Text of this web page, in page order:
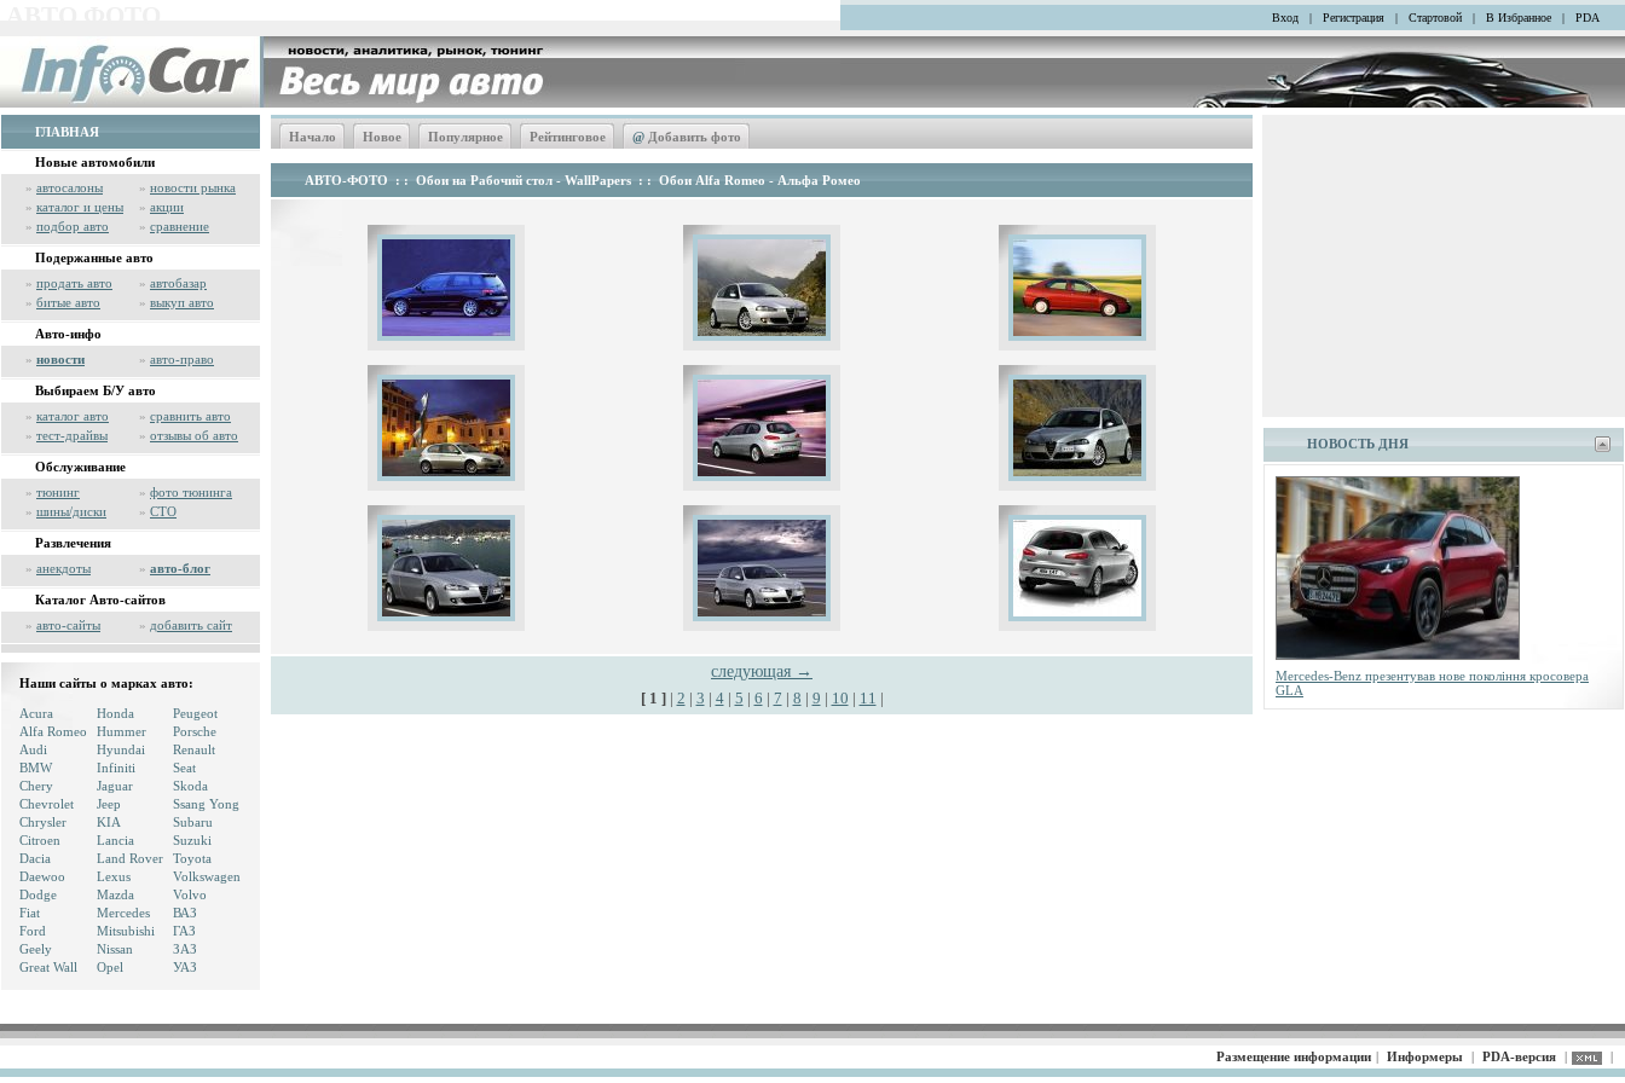
Вход | Регистрация | Стартовой | В Избранное | PDA
ГЛАВНАЯ
Новые автомобили
» автосалоны » новости рынка
» каталог и цены » акции
» подбор авто » сравнение
Подержанные авто
» продать авто » автобазар
» битые авто » выкуп авто
Авто-инфо
» новости » авто-право
Выбираем Б/У авто
» каталог авто » сравнить авто
» тест-драйвы » отзывы об авто
Обслуживание
» тюнинг » фото тюнинга
» шины/диски » СТО
Развлечения
» анекдоты » авто-блог
Каталог Авто-сайтов
» авто-сайты » добавить сайт
Наши сайты о марках авто:
Acura
Alfa Romeo
Audi
BMW
Chery
Chevrolet
Chrysler
Citroen
Dacia
Daewoo
Dodge
Fiat
Ford
Geely
Great Wall
Honda
Hummer
Hyundai
Infiniti
Jaguar
Jeep
KIA
Lancia
Land Rover
Lexus
Mazda
Mercedes
Mitsubishi
Nissan
Opel
Peugeot
Porsche
Renault
Seat
Skoda
Ssang Yong
Subaru
Suzuki
Toyota
Volkswagen
Volvo
ВАЗ
ГАЗ
ЗАЗ
УАЗ
Начало Новое Популярное Рейтинговое @ Добавить фото
АВТО-ФОТО : : Обои на Рабочий стол - WallPapers : : Обои Alfa Romeo - Альфа Ромео
следующая →
[ 1 ]| 2 | 3 | 4| 5 | 6 | 7 | 8 | 9 | 10 | 11 |
НОВОСТЬ ДНЯ
Mercedes-Benz презентував нове покоління кросовера
GLA
Размещение информации | Информеры | PDA-версия | |